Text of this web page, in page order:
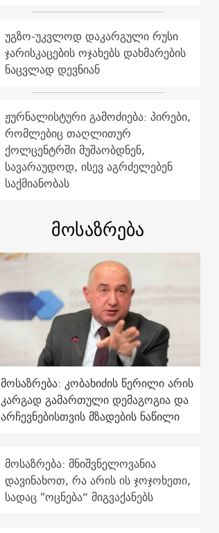
უგზო-უკვლოდ დაკარგული რუსი
ჯარისკაცების ოჯახებს დახმარების
ნაცვლად დევნიან
ჟურნალისტური გამოძიება: პირები,
რომლებიც თაღლითურ
ქოლცენტრში მუშაობდნენ,
სავარაუდოდ, ისევ აგრძელებენ
საქმიანობას
მოსაზრება
მოსაზრება: კობახიძის წერილი არის
კარგად გამართული დემაგოგია და
არჩევნებისთვის მზადების ნაწილი
მოსაზრება: მნიშვნელოვანია
დავინახოთ, რა არის ის ჯოჯოხეთი,
სადაც "ოცნება“ მიგვაქანებს